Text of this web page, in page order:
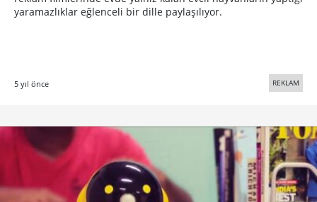
yaramazlıklar eğlenceli bir dille paylaşılıyor.
5 yıl önce REKLAM